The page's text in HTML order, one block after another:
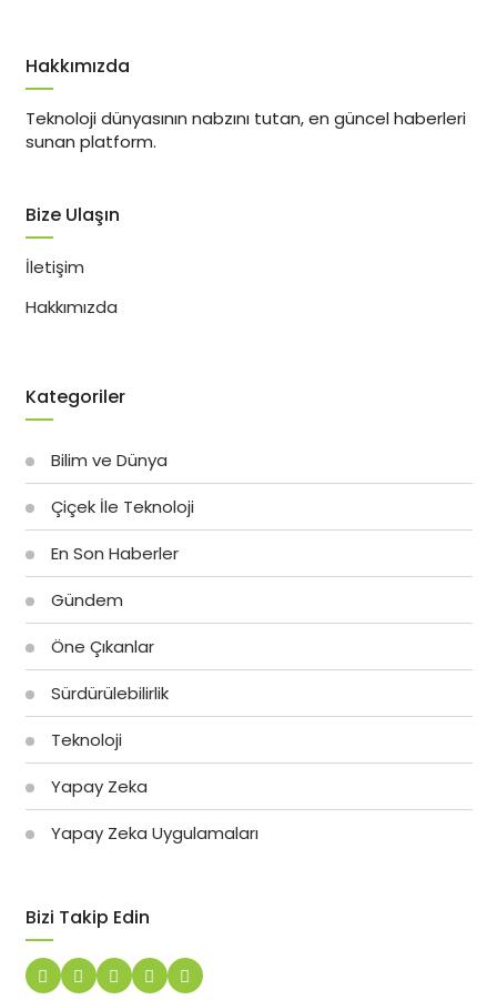
Hakkımızda
Teknoloji dünyasının nabzını tutan, en güncel haberleri
sunan platform.
Bize Ulaşın
İletişim
Hakkımızda
Kategoriler
Bilim ve Dünya
Çiçek İle Teknoloji
En Son Haberler
Gündem
Öne Çıkanlar
Sürdürülebilirlik
Teknoloji
Yapay Zeka
Yapay Zeka Uygulamaları
Bizi Takip Edin